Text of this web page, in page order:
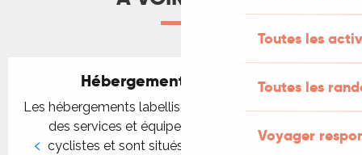
Toutes les
Toutes les
Voyager
Hébergements Accueil Vélo
Les hébergements labellisés Accueil Vélo garantissent
des services et équipements adaptés pour les
cyclistes et sont situés à proximité d'itinéraires